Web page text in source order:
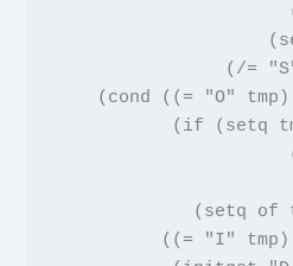
                    (
                (
/=
    (
cond (( = "O" tmp )
           (
if ( setq
             (
setq of
          ((
= "I" tmp )